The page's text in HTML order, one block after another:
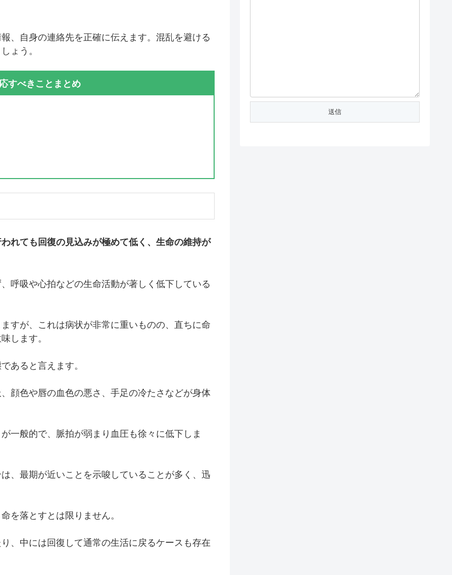
、自身の連絡先を正確に伝えます。混乱を避ける
ょう。
すべきことまとめ
れても回復の見込みが極めて低く、生命の維持が
呼吸や心拍などの生命活動が著しく低下している
すが、これは病状が非常に重いものの、直ちに命
します。
あると言えます。
顔色や唇の血色の悪さ、手足の冷たさなどが身体
一般的で、脈拍が弱まり血圧も徐々に低下しま
、最期が近いことを示唆していることが多く、迅
を落とすとは限りません。
、中には回復して通常の生活に戻るケースも存在